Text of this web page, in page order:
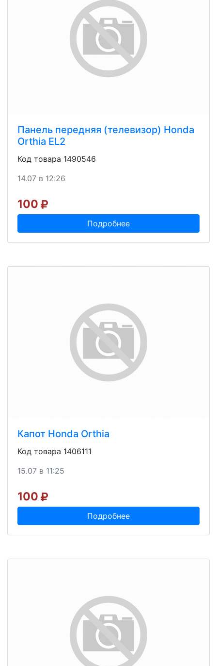
Панель передняя (телевизор) Honda
Orthia EL2
Код товара 1490546
14.07 в 12:26
100
Подробнее
Капот Honda Orthia
Код товара 1406111
15.07 в 11:25
100
Подробнее